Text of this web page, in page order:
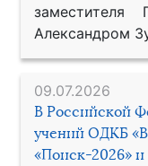
заместителя
Александром
09.07.2026
В Российской
учений ОДКБ
«Поиск-2026»